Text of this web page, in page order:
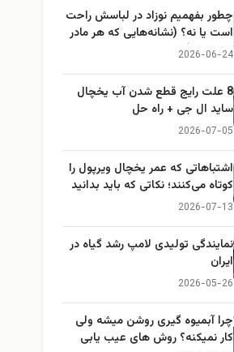
چطور بفهمیم نوزاد در لباسش راحت
است یا نه؟ (نشانه‌هایی که هر مادر
باید بداند)
2026-06-24
8 علت رایج قطع شدن آب یخچال
ساید ال جی + راه حل
2026-07-05
اشتباهاتی که عمر یخچال ویرپول را
کوتاه می‌کنند؛ نکاتی که باید بدانید
2026-07-13
نمایندگی تولیدی لامپ رشد گیاه در
ایران
2026-05-26
چرا آبمیوه گیری روشن میشه ولی
کار نمیکنه؟ روش های عیب یابی